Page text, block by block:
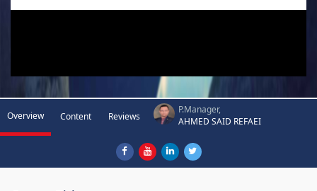
Overview Content Reviews
P.Manager,
AHMED SAID REFAEI